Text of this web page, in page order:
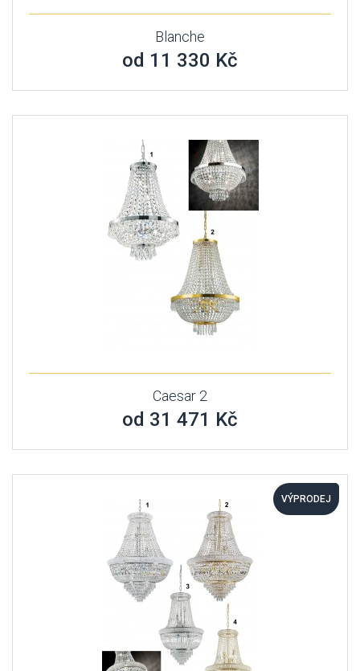
Blanche
od 11 330 Kč
Caesar 2
od 31 471 Kč
VÝPRODEJ